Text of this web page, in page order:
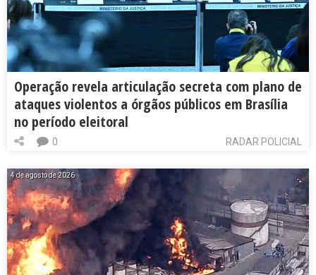
Operação revela articulação secreta com plano de
ataques violentos a órgãos públicos em Brasília
no período eleitoral
RADAR POLICIAL
0
4 de agosto de 2026